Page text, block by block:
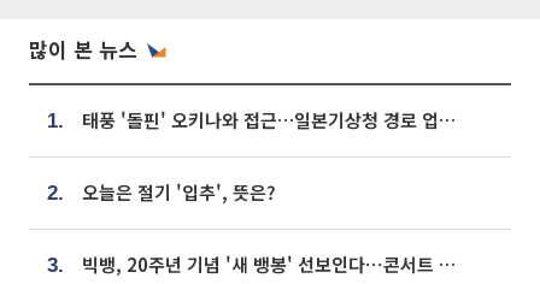
많이 본 뉴스
1. 태풍 '돌핀' 오키나와 접근…일본기상청 경로 업데이트
2. 오늘은 절기 '입추', 뜻은?
3. 빅뱅, 20주년 기념 '새 뱅봉' 선보인다⋯콘서트 앞두고 팝업 개최